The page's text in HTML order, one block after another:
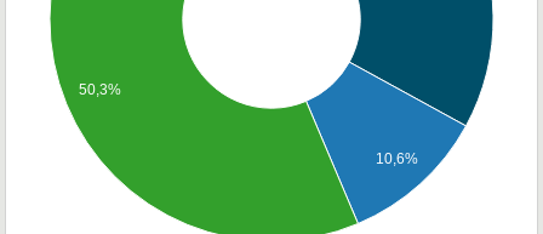
10,6%
50,3%